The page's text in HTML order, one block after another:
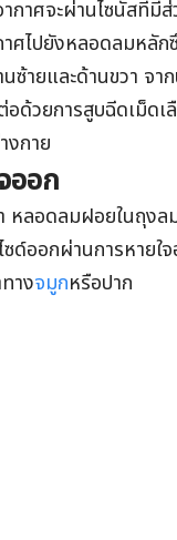
ากาศจะผ่านไซนัสที่
ศไปยังหลอดลมหลัก
ายและด้านขวา จา
ด้วยการสูบฉีดเม็ด
งกาย
ออก
หลอดลมฝอยในถุงล
ด์ออกผ่านการหายใ
างจมูกหรือปาก